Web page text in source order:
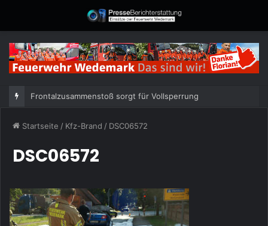
Frontalzusammenstoß sorgt für Vollsperrung
Startseite / Kfz-Brand / DSC06572
DSC06572